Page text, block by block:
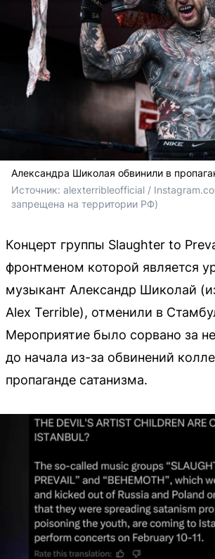
Александра Шиколая обвинили в
Источник: alexterribleofficial /
запрещена на территории РФ)
Концерт группы Slaughter to
фронтменом которой является
музыкант Александр Шиколай
Alex Terrible), отменили в
Мероприятие было сорвано за
до начала из-за обвинений
пропаганде сатанизма.